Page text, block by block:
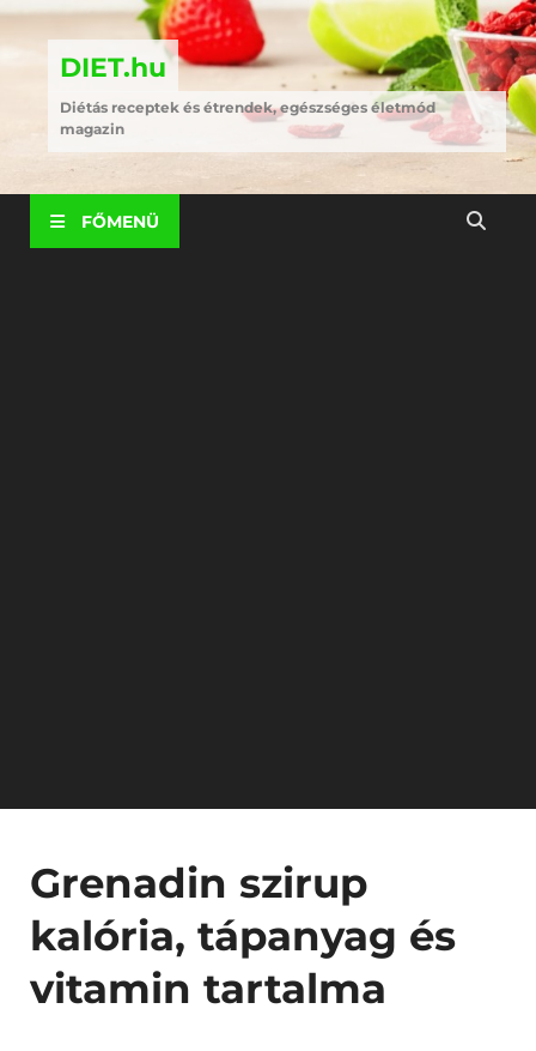
DIET.hu
Diétás receptek és étrendek, egészséges életmód
magazin
FŐMENÜ
Grenadin szirup
kalória, tápanyag és
vitamin tartalma